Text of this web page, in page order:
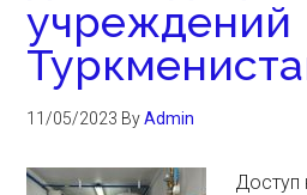
учреждений
11/05/2023 ByAdmin
Доступ